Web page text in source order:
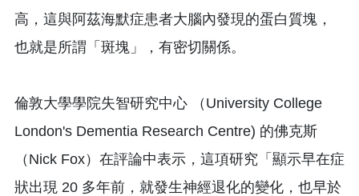
高，這與阿茲海默症患者大腦內發現的蛋白質塊，
也就是所謂「斑塊」，有密切關係。
倫敦大學學院失智研究中心 （University College
London's Dementia Research Centre) 的佛克斯
（Nick Fox）在評論中表示，這項研究「顯示早在症
狀出現 20 多年前，就發生神經退化的變化，也早於